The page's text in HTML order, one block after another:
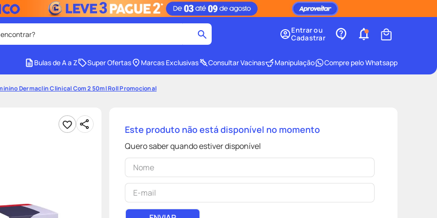
facial 4º shampoo
8º protetor solar
teste gravidez
Entrar ou
Cadastrar
Bulas de A a Z Super Ofertas Marcas Exclusivas Consultar Vacinas Manipulação Compre pelo Whatsapp
Dermaclin Clinical Com 2 50ml Roll Promocional
Este produto não está disponível no momento
Quero saber quando estiver disponível